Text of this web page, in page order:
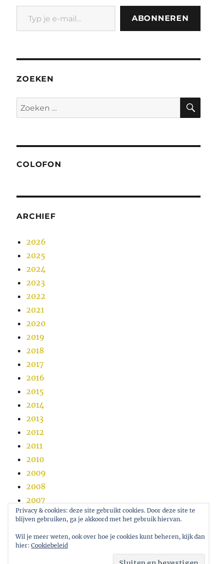
Typ je e-mail...
ABONNEREN
ZOEKEN
Zoeken
naar:
COLOFON
ARCHIEF
2026
2025
2024
2023
2022
2021
2020
2019
2018
2017
2016
2015
2014
2013
2012
2011
2010
2009
2008
2007
2006
Privacy & cookies: deze site gebruikt cookies. Door deze site te
blijven gebruiken, ga je akkoord met het gebruik hiervan.
Wil je meer weten, ook over hoe je cookies kunt beheren, kijk dan
hier: Cookiebeleid